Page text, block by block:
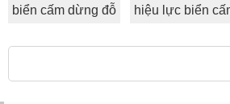
biển cấm dừng đỗ hiệu lực biển